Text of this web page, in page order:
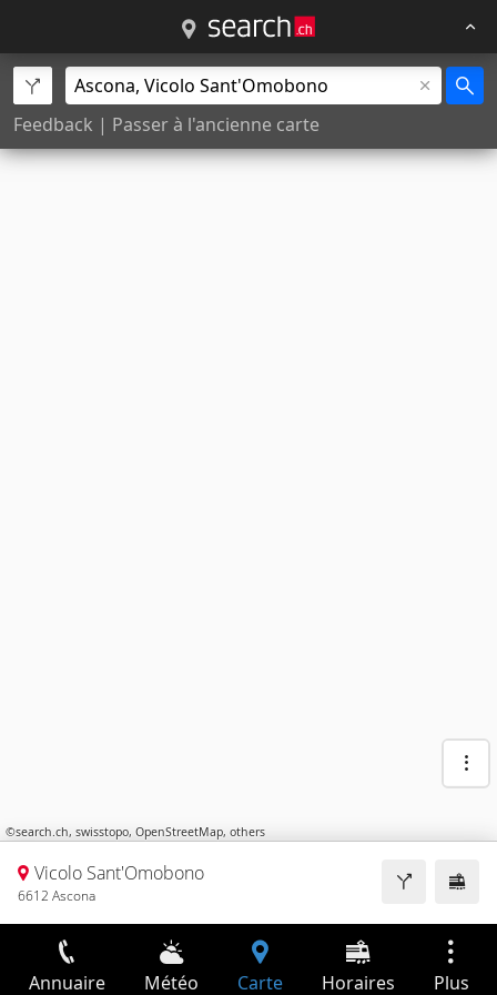
Feedback | Passer à l'ancienne carte
©search.ch, swisstopo, OpenStreetMap, others
Vicolo Sant'Omobono
6612 Ascona
Annuaire Météo Carte Horaires Plus